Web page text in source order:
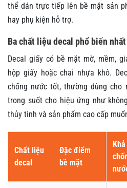
thể dán trực tiếp lên bề mặt sản
hay phụ kiện hỗ trợ.
Ba chất liệu decal phổ biến
Decal giấy có bề mặt mờ, mềm,
hộp giấy hoặc chai nhựa khô.
chống nước tốt, thường dùng cho
trong suốt cho hiệu ứng như
thủy tinh và sản phẩm cao cấp
Chất liệu
decal
Đặc điểm
bề mặt